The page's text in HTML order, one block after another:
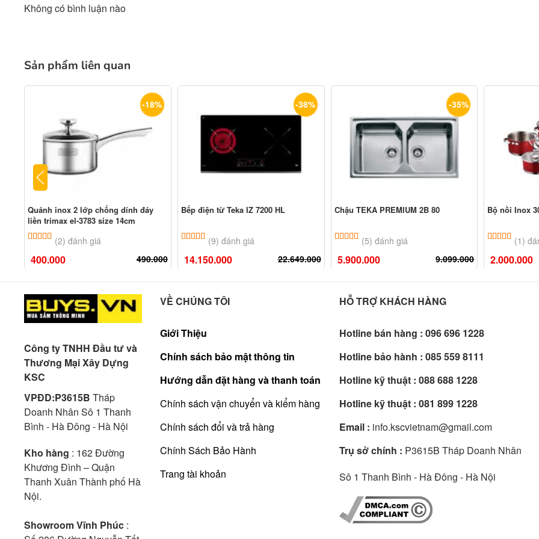
Không có bình luận nào
Sản phẩm liên quan
-18%
Quánh inox 2 lớp chống dính đáy
liền trimax el-3783 size 14cm
5.00 trên 5 dựa trên
(2) đánh giá
400.000 490.000
-38%
Bếp điện từ Teka IZ 7200 HL
5.00 trên 5 dựa trên
9 (9) đánh giá
14.150.000 22.649.000
-35%
Chậu TEKA PREMIUM 2B 80
5.00 trên 5 dựa trên
5 (5) đánh giá
5.900.000 9.099.000
Bộ nồi Inox
5.00
(1)
2.000.000
Công ty TNHH Đầu tư và
Thương Mại Xây Dựng
KSC
VPĐD:P3615B Tháp
Doanh Nhân Sô 1 Thanh
Bình - Hà Đông - Hà Nội
Kho hàng : 162 Đường
Khương Đình – Quận
Thanh Xuân Thành phố Hà
Nội.
Showroom Vĩnh Phúc :
VỀ CHÚNG TÔI
Giới Thiệu
Chính sách bảo mật thông tin
Hướng dẫn đặt hàng và thanh toán
Chính sách vận chuyển và kiểm hàng
Chính sách đổi và trả hàng
Chính Sách Bảo Hành
Trang tài khoản
HỖ TRỢ KHÁCH HÀNG
Hotline bán hàng : 096 696 1228
Hotline bảo hành : 085 559 8111
Hotline kỹ thuật : 088 688 1228
Hotline kỹ thuật : 081 899 1228
Email : info.kscvietnam@gmail.com
Trụ sở chính : P3615B Tháp Doanh Nhân
Sô 1 Thanh Bình - Hà Đông - Hà Nội